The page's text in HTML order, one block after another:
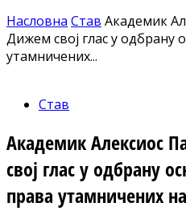
Насловна Став Академик
Дижем свој глас у одбрану
утамничених...
Став
Академик Алексиос
свој глас у одбрану
права утамничених